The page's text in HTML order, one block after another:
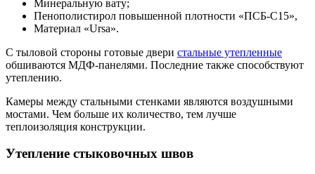
Минеральную вату;
Пенополистирол повышенной плотности «ПСБ-С15»,
Материал «Ursa».
С тыловой стороны готовые двери стальные утепленные
обшиваются МДФ-панелями. Последние также способствуют
утеплению.
Камеры между стальными стенками являются воздушными
мостами. Чем больше их количество, тем лучше
теплоизоляция конструкции.
Утепление стыковочных швов